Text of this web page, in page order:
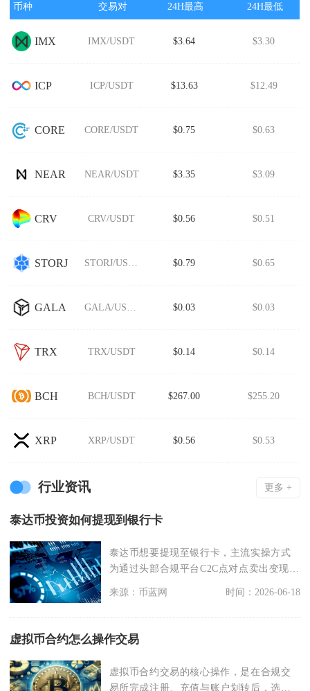
币种 交易对 24H最高 24H最低
IMX IMX/USDT $3.64 $3.30
ICP ICP/USDT $13.63 $12.49
CORE CORE/USDT $0.75 $0.63
NEAR NEAR/USDT $3.35 $3.09
CRV CRV/USDT $0.56 $0.51
STORJ STORJ/USDT $0.79 $0.65
GALA GALA/USDT $0.03 $0.03
TRX TRX/USDT $0.14 $0.14
BCH BCH/USDT $267.00 $255.20
XRP XRP/USDT $0.56 $0.53
行业资讯 更多 +
泰达币投资如何提现到银行卡
泰达币想要提现至银行卡，主流实操方式
为通过头部合规平台C2C点对点卖出变现，
来源：币蓝网 时间：2026-06-18
虚拟币合约怎么操作交易
虚拟币合约交易的核心操作，是在合规交
易所完成注册、充值与账户划转后，选择